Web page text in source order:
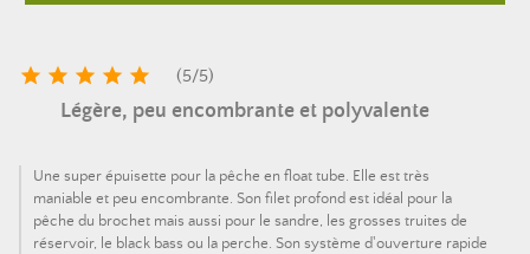
     (5/5)
Légère, peu encombrante et polyvalente
Une super épuisette pour la pêche en float tube. Elle est très
maniable et peu encombrante. Son filet profond est idéal pour la
pêche du brochet mais aussi pour le sandre, les grosses truites de
réservoir, le black bass ou la perche. Son système d'ouverture rapide